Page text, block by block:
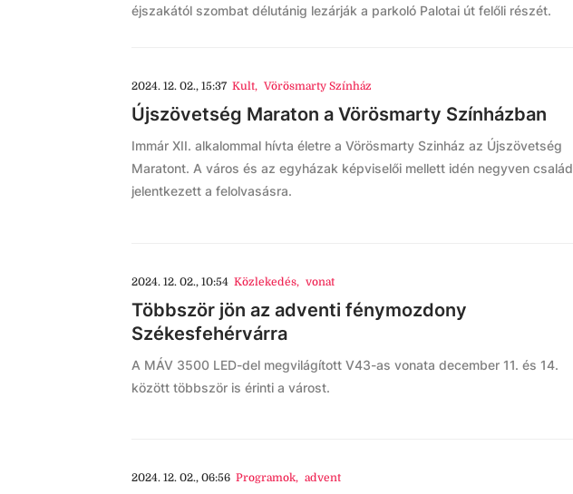
éjszakától szombat délutánig lezárják a parkoló Palotai út felőli részét.
2024. 12. 02., 15:37 Kult, Vörösmarty Színház
Újszövetség Maraton a Vörösmarty Színházban
Immár XII. alkalommal hívta életre a Vörösmarty Szinház az Újszövetség
Maratont. A város és az egyházak képviselői mellett idén negyven család
jelentkezett a felolvasásra.
2024. 12. 02., 10:54 Közlekedés, vonat
Többször jön az adventi fénymozdony
Székesfehérvárra
A MÁV 3500 LED-del megvilágított V43-as vonata december 11. és 14.
között többször is érinti a várost.
2024. 12. 02., 06:56 Programok, advent